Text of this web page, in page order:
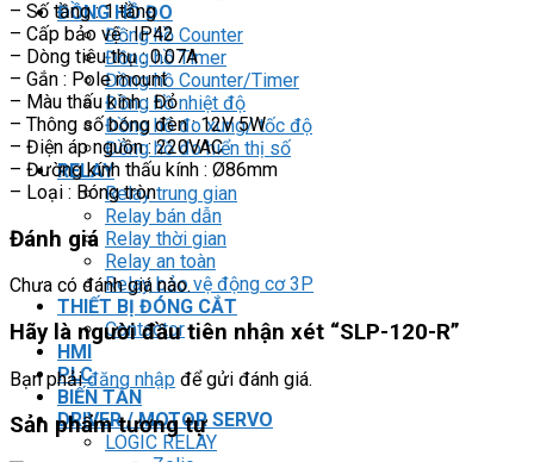
ĐỒNG HỒ ĐO
Đồng hồ Counter
Đồng hồ Timer
Đồng hồ Counter/Timer
Đồng hồ nhiệt độ
Đồng hồ đo xung/ tốc độ
Đồng hồ đo hiển thị số
RELAY
Relay trung gian
Relay bán dẫn
Relay thời gian
Relay an toàn
Relay bảo vệ động cơ 3P
THIẾT BỊ ĐÓNG CẮT
Contactor
HMI
PLC
BIẾN TẦN
DRIVER / MOTOR SERVO
LOGIC RELAY
– Số tầng : 1 tầng
– Cấp bảo vệ : IP42
– Dòng tiêu thụ : 0.07A
– Gắn : Pole mount
– Màu thấu kính : Đỏ
– Thông số bóng đèn : 12V 5W
– Điện áp nguồn : 220VAC
– Đường kính thấu kính : Ø86mm
– Loại : Bóng tròn
Đánh giá
Chưa có đánh giá nào.
Hãy là người đầu tiên nhận xét “SLP-120-R”
Bạn phảiđăng nhập để gửi đánh giá.
Sản phẩm tương tự